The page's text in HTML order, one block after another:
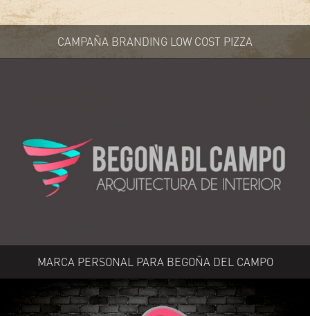
CAMPAÑA BRANDING LOW COST PIZZA
MARCA PERSONAL PARA BEGOÑA DEL CAMPO